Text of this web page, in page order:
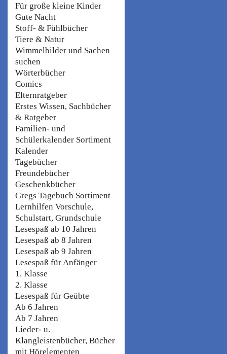
Für große kleine Kinder
Gute Nacht
Stoff- & Fühlbücher
Tiere & Natur
Wimmelbilder und Sachen
suchen
Wörterbücher
Comics
Elternratgeber
Erstes Wissen, Sachbücher
& Ratgeber
Familien- und
Schülerkalender Sortiment
Kalender
Tagebücher
Freundebücher
Geschenkbücher
Gregs Tagebuch Sortiment
Lernhilfen Vorschule,
Schulstart, Grundschule
Lesespaß ab 10 Jahren
Lesespaß ab 8 Jahren
Lesespaß ab 9 Jahren
Lesespaß für Anfänger
1. Klasse
2. Klasse
Lesespaß für Geübte
Ab 6 Jahren
Ab 7 Jahren
Lieder- u.
Klangleistenbücher, Bücher
mit Hörelementen